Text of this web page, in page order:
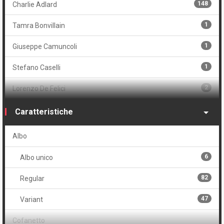
Charlie Adlard 148
Tamra Bonvillain 1
Giuseppe Camuncoli 1
Stefano Caselli 1
Lorenzo De Felici 2
Carmine Di Giandomenico
1
1
151
Caratteristiche
Albo
Albo unico 6
Regular 82
Variant 47
Cofanetto